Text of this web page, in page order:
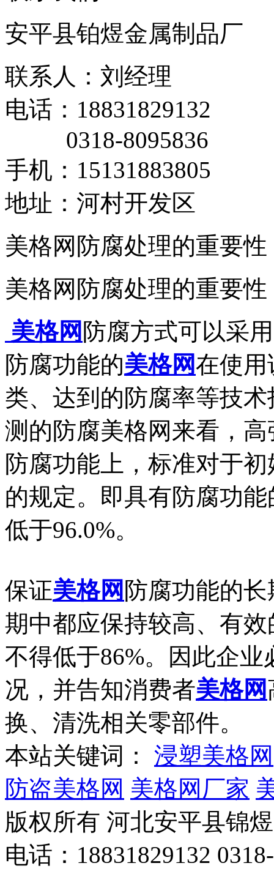
安平县铂煜金属制品厂
联系人：刘经理
电话：18831829132
0318-8095836
手机：15131883805
地址：河村开发区
美格网防腐处理的重要性
美格网防腐处理的重要性
美格网 防腐方式可以采
防腐功能的美格网在使用
类、达到的防腐率等技
测的防腐美格网来看，
防腐功能上，标准对于
的规定。即具有防腐功能
低于96.0%。
保证美格网 防腐功能的
期中都应保持较高、有
不得低于86%。因此企
况，并告知消费者美格网
换、清洗相关零部件。
本站关键词： 浸塑美格网
防盗美格网 美格网厂家
版权所有 河北安平县锦
电话：18831829132